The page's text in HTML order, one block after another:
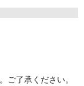
ご了承ください。